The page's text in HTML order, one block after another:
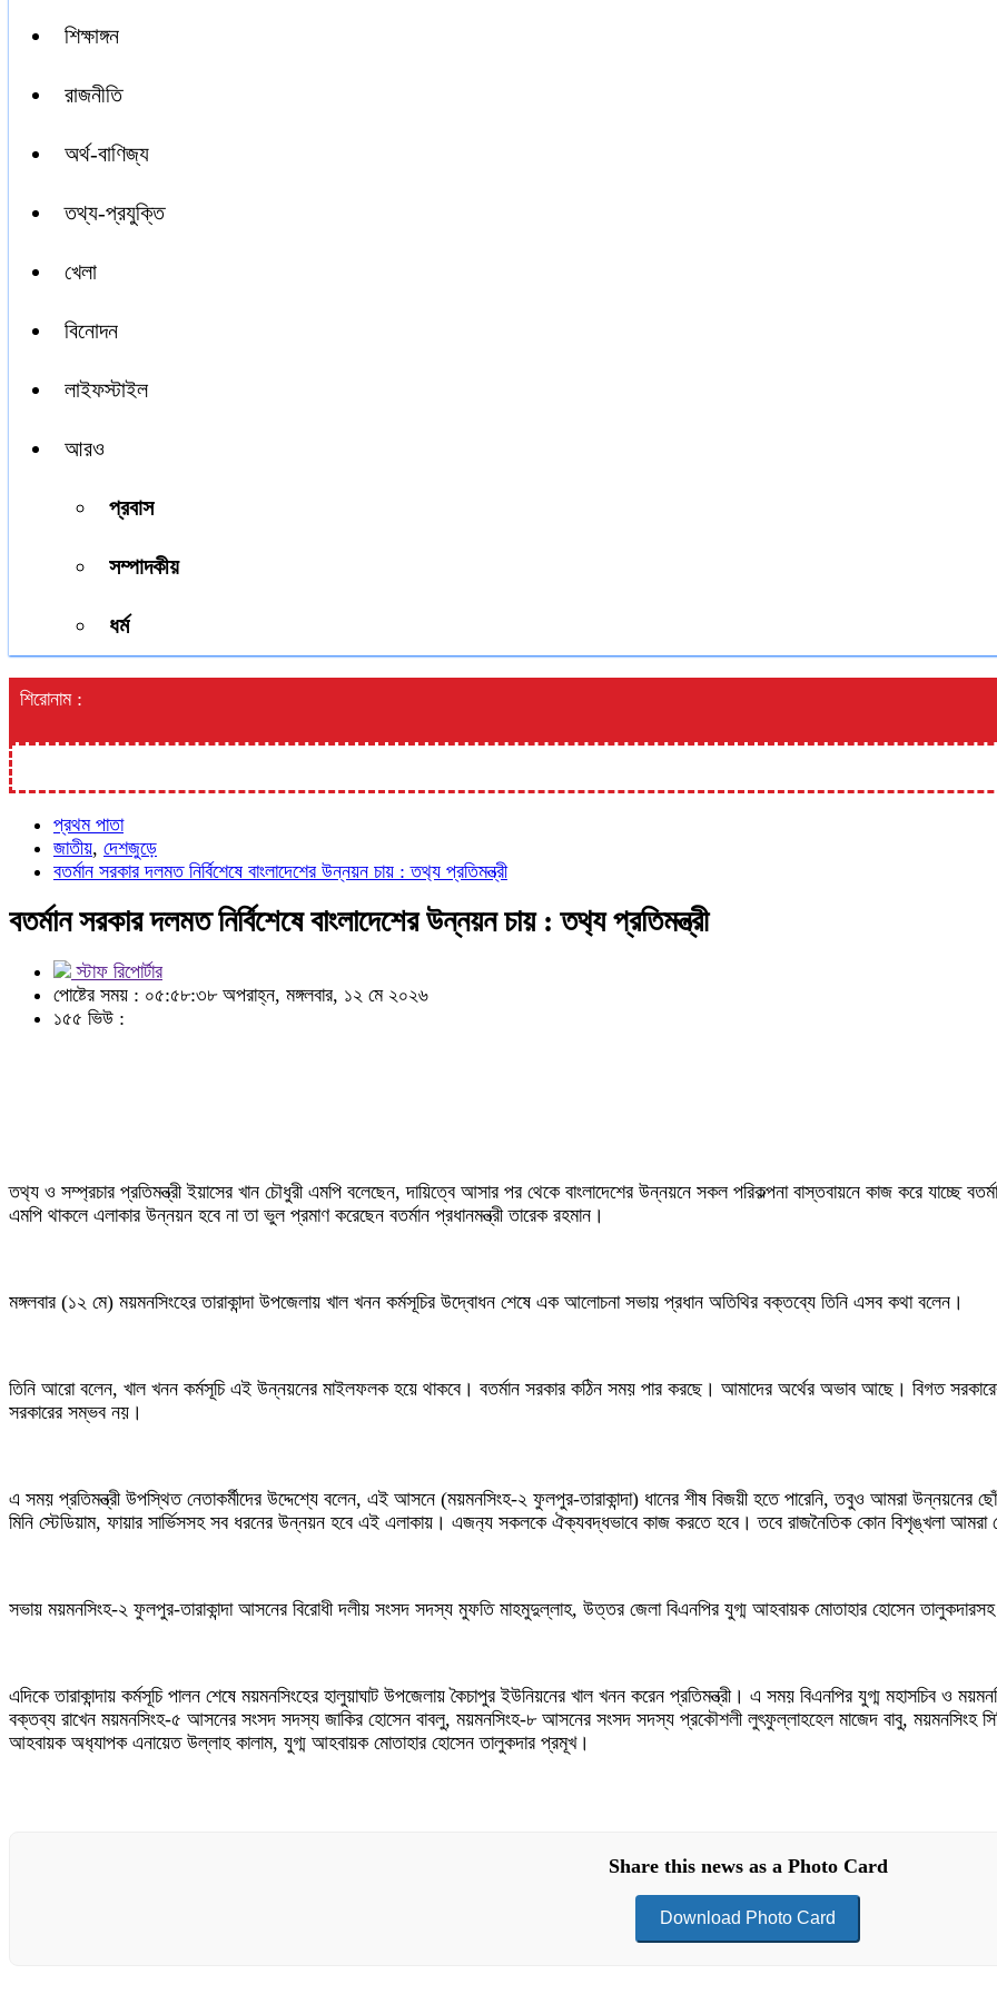
শিক্ষাঙ্গন
রাজনীতি
অর্থ-বাণিজ্য
তথ্য-প্রযুক্তি
খেলা
বিনোদন
লাইফস্টাইল
আরও
প্রবাস
সম্পাদকীয়
ধর্ম
শিরোনাম :
প্রথম পাতা
জাতীয়, দেশজুড়ে
বতর্মান সরকার দলমত নির্বিশেষে বাংলাদেশের উন্নয়ন চায় : তথ‍্য প্রতিমন্ত্রী
বতর্মান সরকার দলমত নির্বিশেষে বাংলাদেশের উন্নয়ন চায় : তথ‍্য প্রতিমন্ত্রী
স্টাফ রিপোর্টার
পোষ্টের সময় : ০৫:৫৮:৩৮ অপরাহ্ন, মঙ্গলবার, ১২ মে ২০২৬
১৫৫ ভিউ :
তথ‍্য ও সম্প্রচার প্রতিমন্ত্রী ইয়াসের খান চৌধুরী এমপি বলেছেন, দায়িত্বে আসার পর থেকে বাংলাদেশের উন্নয়নে সকল পরিকল্পনা বাস্তবায়নে কাজ করে যাচ্ছে
এমপি থাকলে এলাকার উন্নয়ন হবে না তা ভুল প্রমাণ করেছেন বতর্মান প্রধানমন্ত্রী তারেক রহমান।
মঙ্গলবার (১২ মে) ময়মনসিংহের তারাকান্দা উপজেলায় খাল খনন কর্মসূচির উদ্বোধন শেষে এক আলোচনা সভায় প্রধান অতিথির বক্তব্যে তিনি এসব কথা বলেন।
তিনি আরো বলেন, খাল খনন কর্মসূচি এই উন্নয়নের মাইলফলক হয়ে থাকবে। বতর্মান সরকার কঠিন সময় পার করছে। আমাদের অর্থের অভাব আছে। বিগত
সরকারের সম্ভব নয়।
এ সময় প্রতিমন্ত্রী উপস্থিত নেতাকর্মীদের উদ্দেশ্যে বলেন, এই আসনে (ময়মনসিংহ-২ ফুলপুর-তারাকান্দা) ধানের শীষ বিজয়ী হতে পারেনি, তবুও আমরা
মিনি স্টেডিয়াম, ফায়ার সার্ভিসসহ সব ধরনের উন্নয়ন হবে এই এলাকায়। এজন‍্য সকলকে ঐক্যবদ্ধভাবে কাজ করতে হবে। তবে রাজনৈতিক কোন বিশৃঙ্খলা আমরা
সভায় ময়মনসিংহ-২ ফুলপুর-তারাকান্দা আসনের বিরোধী দলীয় সংসদ সদস্য মুফতি মাহমুদুল্লাহ, উত্তর জেলা বিএনপির যুগ্ম আহবায়ক মোতাহার হোসেন তালুকদারসহ
এদিকে তারাকান্দায় কর্মসূচি পালন শেষে ময়মনসিংহের হালুয়াঘাট উপজেলায় কৈচাপুর ইউনিয়নের খাল খনন করেন প্রতিমন্ত্রী। এ সময় বিএনপির যুগ্ম মহাসচিব ও
বক্তব্য রাখেন ময়মনসিংহ-৫ আসনের সংসদ সদস্য জাকির হোসেন বাবলু, ময়মনসিংহ-৮ আসনের সংসদ সদস্য প্রকৌশলী লুৎফুল্লাহহেল মাজেদ বাবু, ময়মনসিংহ
আহবায়ক অধ‍্যাপক এনায়েত উল্লাহ কালাম, যুগ্ম আহবায়ক মোতাহার হোসেন তালুকদার প্রমূখ।
Share this news as a Photo Card
Download Photo Card